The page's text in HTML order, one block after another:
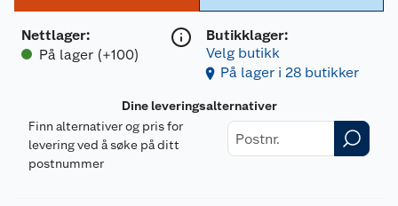
Nettlager:
På lager (+100)
Butikklager:
Velg butikk
På lager i 28 butikker
Dine leveringsalternativer
Finn alternativer og pris for
levering ved å søke på ditt
postnummer